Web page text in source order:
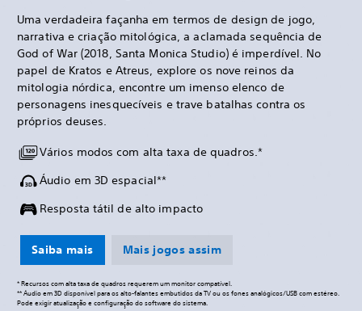
Uma verdadeira façanha em termos de design de jogo,
narrativa e criação mitológica, a aclamada sequência de
God of War (2018, Santa Monica Studio) é imperdível. No
papel de Kratos e Atreus, explore os nove reinos da
mitologia nórdica, encontre um imenso elenco de
personagens inesquecíveis e trave batalhas contra os
próprios deuses.
Vários modos com alta taxa de quadros.*
Áudio em 3D espacial**
Resposta tátil de alto impacto
Saiba mais Mais jogos assim
* Recursos com alta taxa de quadros requerem um monitor compatível.
** Áudio em 3D disponível para os alto-falantes embutidos da TV ou os fones analógicos/USB com estéreo.
Pode exigir atualização e configuração do software do sistema.